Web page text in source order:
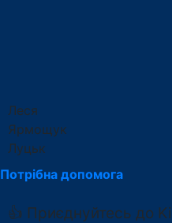
Леся
Ярмощук
Луцьк
Потрібна допомога
👍 Приєднуйтесь до